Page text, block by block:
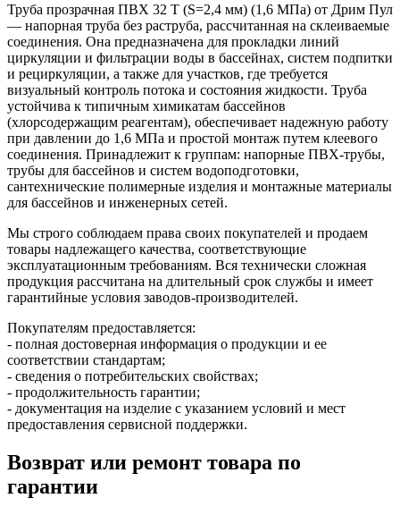
Труба прозрачная ПВХ 32 Т (S=2,4 мм) (1,6 МПа) от Дрим Пул
— напорная труба без раструба, рассчитанная на склеиваемые
соединения. Она предназначена для прокладки линий
циркуляции и фильтрации воды в бассейнах, систем подпитки
и рециркуляции, а также для участков, где требуется
визуальный контроль потока и состояния жидкости. Труба
устойчива к типичным химикатам бассейнов
(хлорсодержащим реагентам), обеспечивает надежную работу
при давлении до 1,6 МПа и простой монтаж путем клеевого
соединения. Принадлежит к группам: напорные ПВХ-трубы,
трубы для бассейнов и систем водоподготовки,
сантехнические полимерные изделия и монтажные материалы
для бассейнов и инженерных сетей.
Мы строго соблюдаем права своих покупателей и продаем
товары надлежащего качества, соответствующие
эксплуатационным требованиям. Вся технически сложная
продукция рассчитана на длительный срок службы и имеет
гарантийные условия заводов-производителей.
Покупателям предоставляется:
- полная достоверная информация о продукции и ее
соответствии стандартам;
- сведения о потребительских свойствах;
- продолжительность гарантии;
- документация на изделие с указанием условий и мест
предоставления сервисной поддержки.
Возврат или ремонт товара по
гарантии